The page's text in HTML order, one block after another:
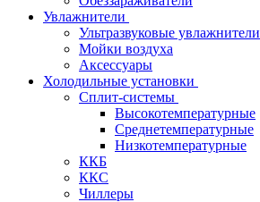
Увлажнители
Ультразвуковые увлажнители
Мойки воздуха
Аксессуары
Холодильные установки
Сплит-системы
Высокотемпературные
Среднетемпературные
Низкотемпературные
ККБ
ККС
Чиллеры